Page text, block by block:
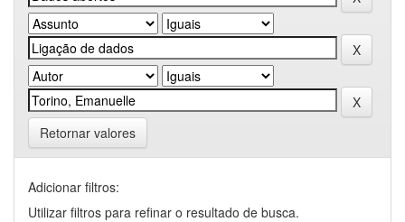
Retornar valores
Adicionar filtros:
Utilizar filtros para refinar o resultado de busca.